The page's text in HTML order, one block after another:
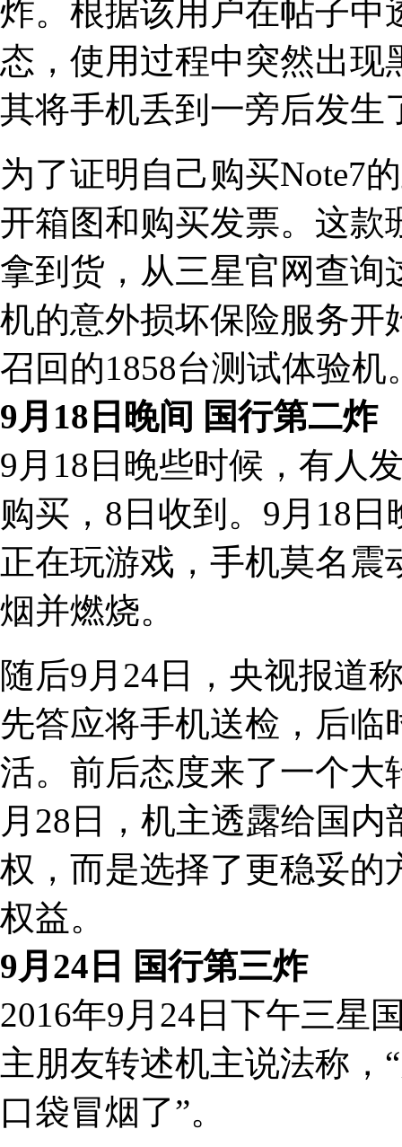
炸。根据该用户在帖子中
态，使用过程中突然出现
其将手机丢到一旁后发生
为了证明自己购买Note7
开箱图和购买发票。这款
拿到货，从三星官网查
机的意外损坏保险服务开
召回的1858台测试体验机
9月18日晚间 国行第二炸
9月18日晚些时候，有人
购买，8日收到。9月18
正在玩游戏，手机莫名
烟并燃烧。
随后9月24日，央视报道
先答应将手机送检，后
活。前后态度来了一个大
月28日，机主透露给国
权，而是选择了更稳妥的
权益。
9月24日 国行第三炸
2016年9月24日下午三星
主朋友转述机主说法称，
口袋冒烟了”。